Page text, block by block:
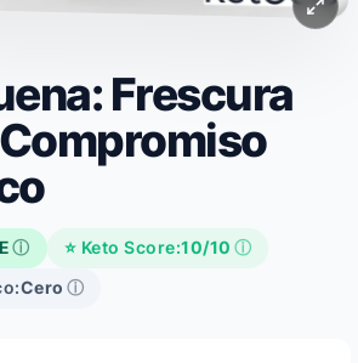
Frescura
ⓘ ⭐ Keto Score:10/10 ⓘ
Cero ⓘ